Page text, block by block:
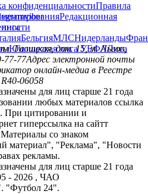
конфиденциальностиПравила
Редакционная
viber
БельгияМЛСНидерланды
Юношеская лига УЕФАЛига
пл. Галицкая, дом. 15, м. Львов,
77-77Адрес электронной почты
онлайн-медиа в Реестре
06058
для лиц старше 21 года
любых материалов ссылка
При цитировании и
гиперссылка на сайтт
Материалы со знаком
материал", "Реклама", "Новости
рекламы.
для лиц старше 21 года
- 2026 , ЧАО
"Футбол 24".